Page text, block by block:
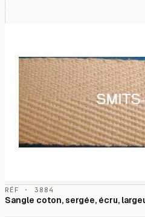
RÉF · 3884
Sangle coton, sergée, écru,